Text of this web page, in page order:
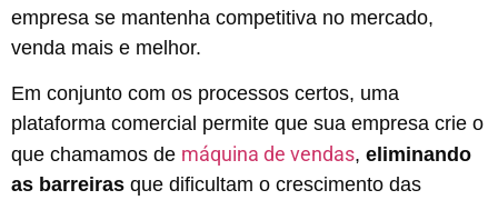
empresa se mantenha competitiva no mercado,
venda mais e melhor.
Em conjunto com os processos certos, uma
plataforma comercial permite que sua empresa crie o
que chamamos de máquina de vendas, eliminando
as barreiras que dificultam o crescimento das